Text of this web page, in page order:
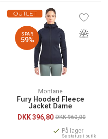
OUTLET
SPAR
59%
Montane
Fury Hooded Fleece
Jacket Dame
DKK396,80 DKK 960,00
På lager
Se status i butik